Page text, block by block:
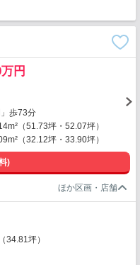
円
歩73分
（51.73坪・52.07坪）
（32.12坪・33.90坪）
)
34.81坪）